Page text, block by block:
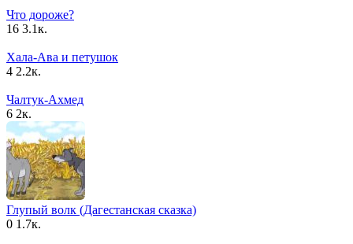
Что дороже?
16 3.1к.
Хала-Ава и петушок
4 2.2к.
Чалтук-Ахмед
6 2к.
Глупый волк (Дагестанская сказка)
0 1.7к.